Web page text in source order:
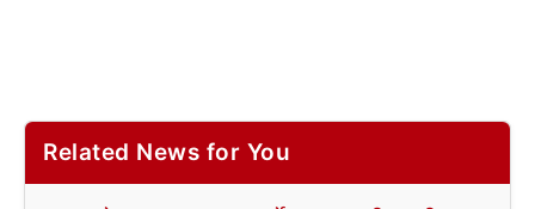
Related News for You